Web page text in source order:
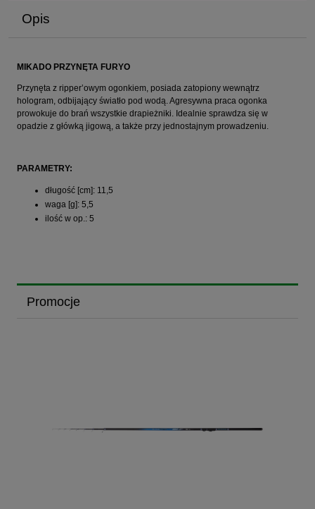
Opis
MIKADO PRZYNĘTA FURYO
Przynęta z ripper’owym ogonkiem, posiada zatopiony wewnątrz
hologram, odbijający światło pod wodą. Agresywna praca ogonka
prowokuje do brań wszystkie drapieżniki. Idealnie sprawdza się w
opadzie z główką jigową, a także przy jednostajnym prowadzeniu.
PARAMETRY:
długość [cm]: 11,5
waga [g]: 5,5
ilość w op.: 5
Promocje